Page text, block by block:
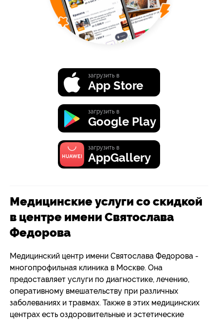
загрузить в
App Store
загрузить в
Google Play
загрузить в
AppGallery
Медицинские услуги со скидкой
в центре имени Святослава
Федорова
Медицинский центр имени Святослава Федорова -
многопрофильная клиника в Москве. Она
предоставляет услуги по диагностике, лечению,
оперативному вмешательству при различных
заболеваниях и травмах. Также в этих медицинских
центрах есть оздоровительные и эстетические